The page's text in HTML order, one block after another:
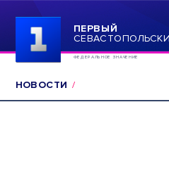
ПЕРВЫЙ
ФЕДЕРАЛЬНОЕ ЗНАЧЕНИЕ
НОВОСТИ